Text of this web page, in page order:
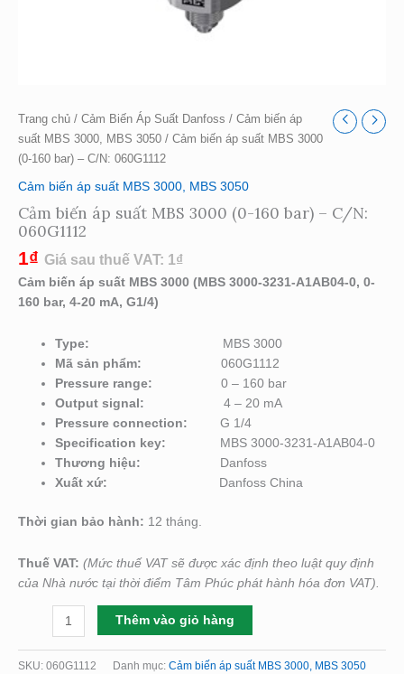
Trang chủ / Cảm Biến Áp Suất Danfoss / Cảm biến áp
suất MBS 3000, MBS 3050 / Cảm biến áp suất MBS 3000
(0-160 bar) – C/N: 060G1112
Cảm biến áp suất MBS 3000, MBS 3050
Cảm biến áp suất MBS 3000 (0-160 bar) – C/N:
060G1112
1₫ Giá sau thuế VAT: 1₫
Cảm biến áp suất MBS 3000 (MBS 3000-3231-A1AB04-0, 0-
160 bar, 4-20 mA, G1/4)
Type:
MBS 3000
Mã sản phẩm:060G1112
Pressure range:0 – 160 bar
Output signal :4 – 20 mA
Pressure connection:G 1/4
Specification key:
MBS 3000-3231-A1AB04-0
Thương hiệu:
Danfoss
Xuất xứ:
Danfoss China
Thời gian bảo hành: 12 tháng.
Thuế VAT: (Mức thuế VAT sẽ được xác định theo luật quy định
của Nhà nước tại thời điểm Tâm Phúc phát hành hóa đơn VAT).
Thêm vào giỏ hàng
SKU: 060G1112 Danh mục: Cảm biến áp suất MBS 3000, MBS 3050